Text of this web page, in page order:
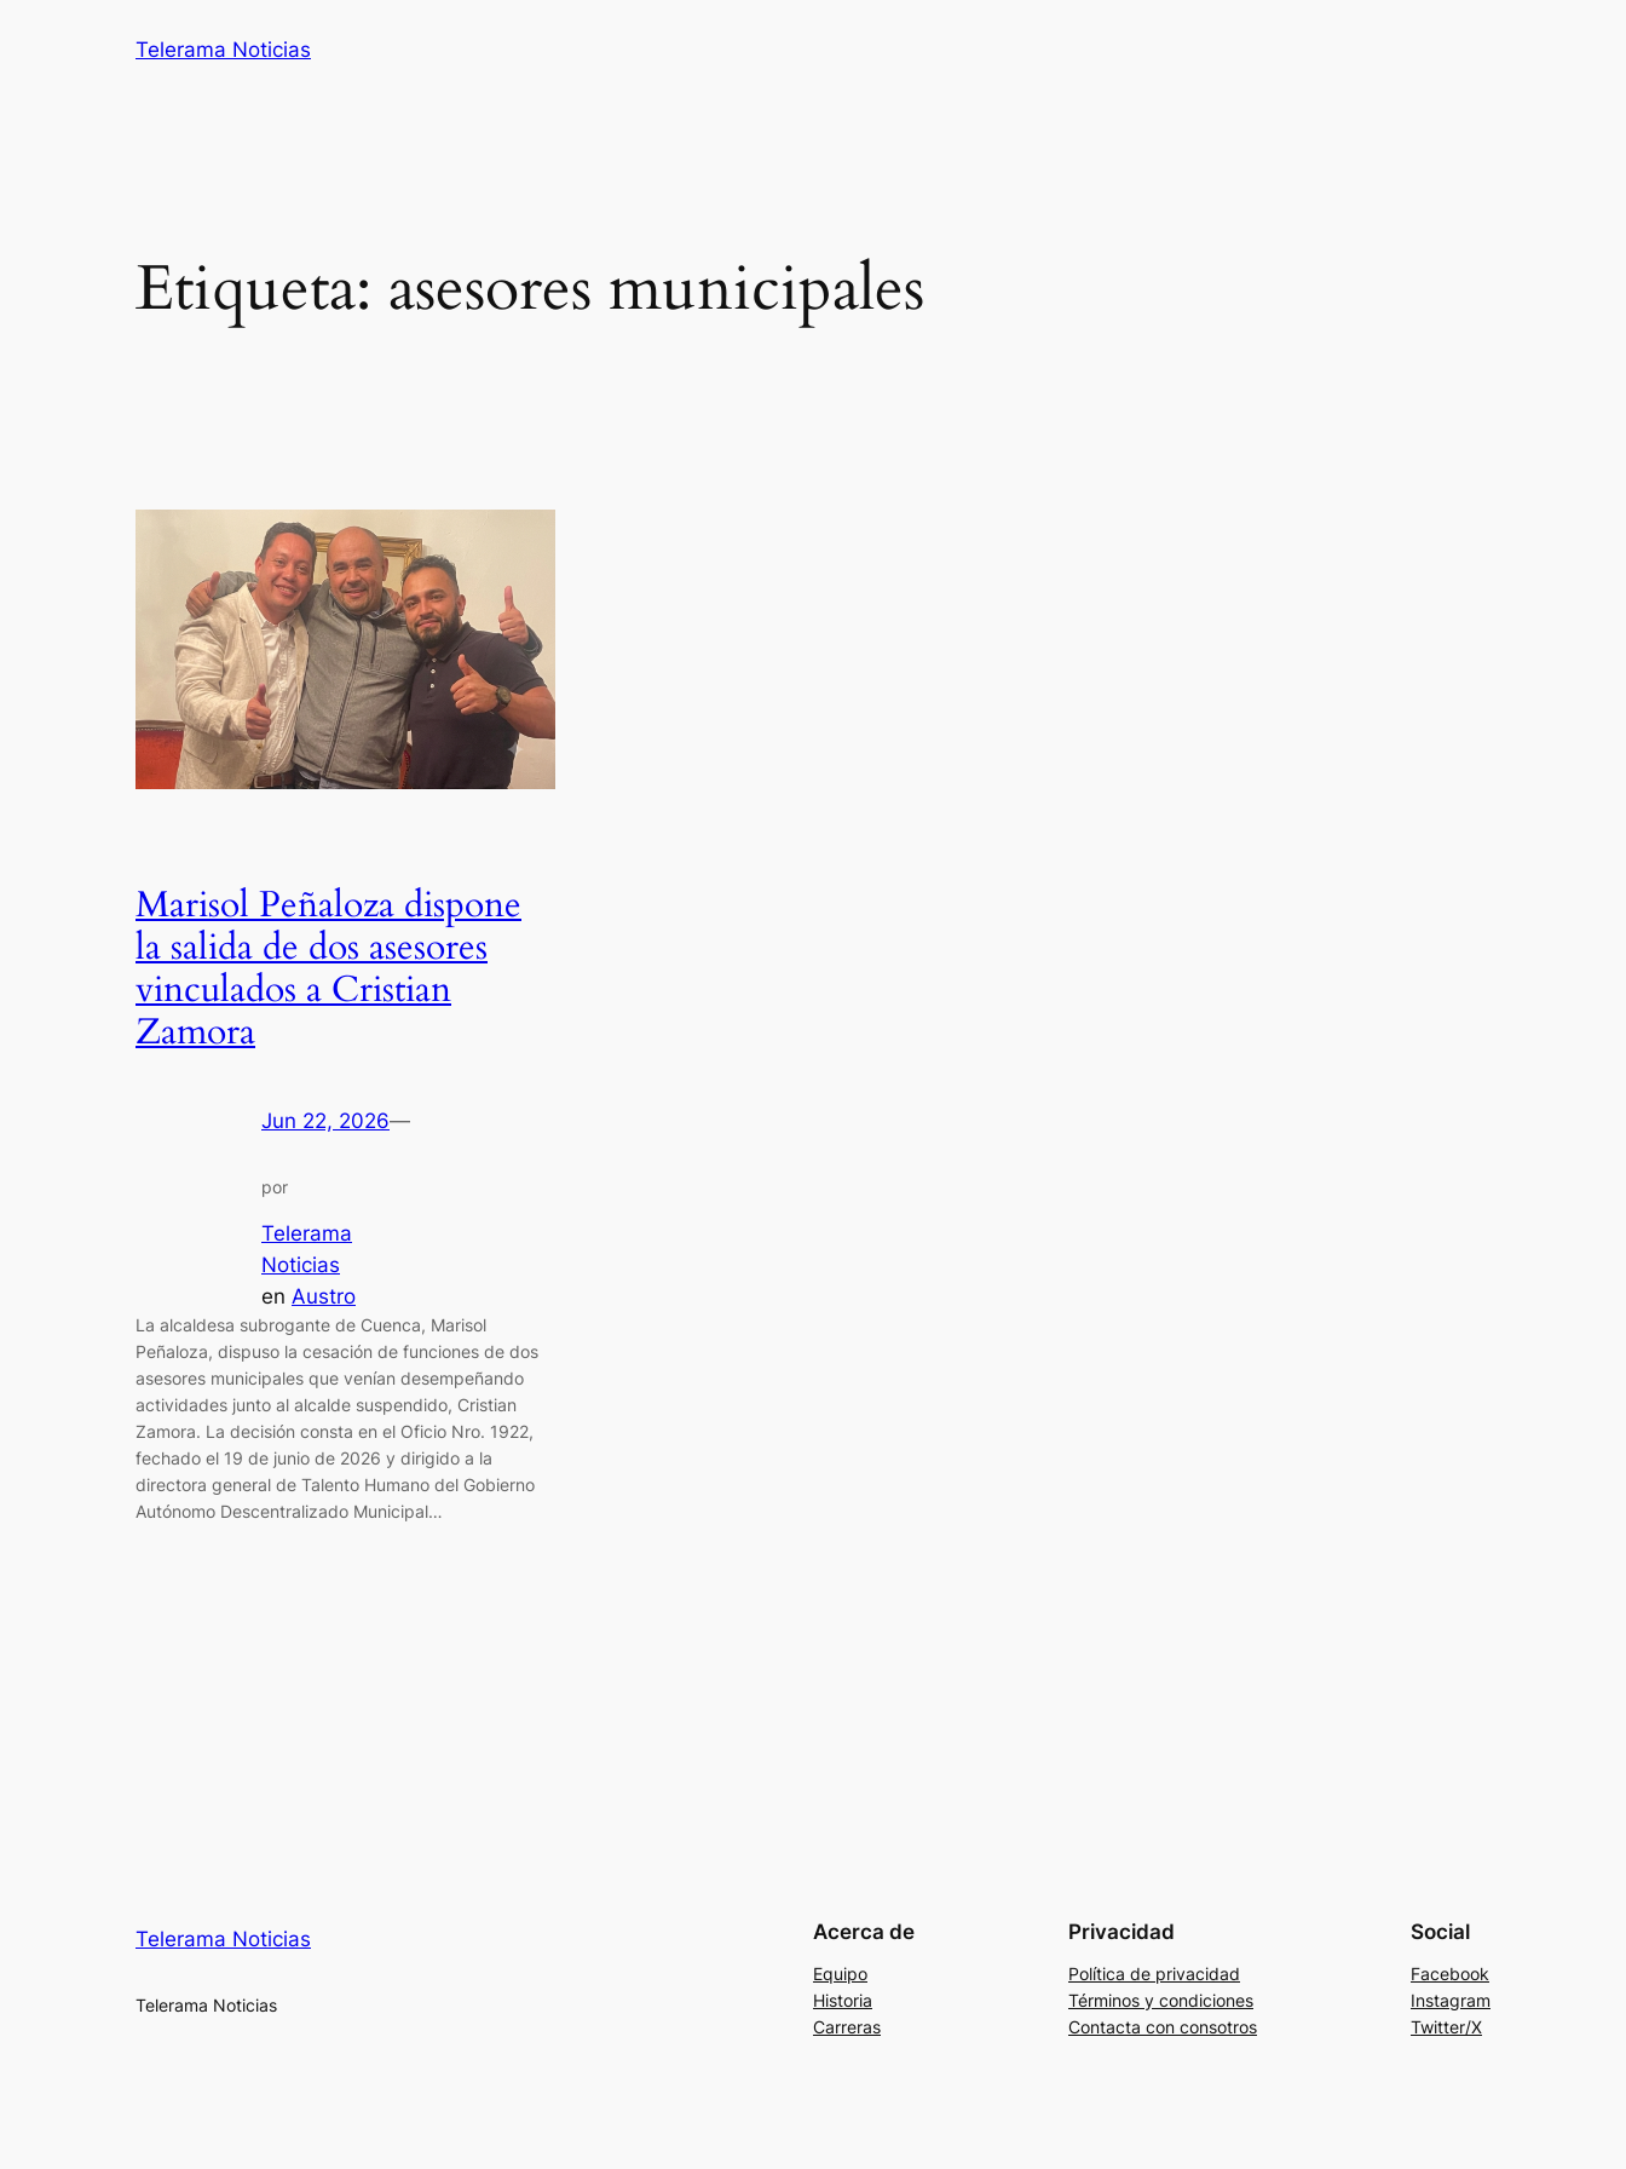
Telerama Noticias
Etiqueta: asesores municipales
Marisol Peñaloza dispone
la salida de dos asesores
vinculados a Cristian
Zamora
Jun 22, 2026—
por
Telerama
Noticias
en Austro
La alcaldesa subrogante de Cuenca, Marisol
Peñaloza, dispuso la cesación de funciones de dos
asesores municipales que venían desempeñando
actividades junto al alcalde suspendido, Cristian
Zamora. La decisión consta en el Oficio Nro. 1922,
fechado el 19 de junio de 2026 y dirigido a la
directora general de Talento Humano del Gobierno
Autónomo Descentralizado Municipal…
Telerama Noticias
Telerama Noticias
Acerca de
Equipo
Historia
Carreras
Privacidad
Política de privacidad
Términos y condiciones
Contacta con consotros
Social
Facebook
Instagram
Twitter/X